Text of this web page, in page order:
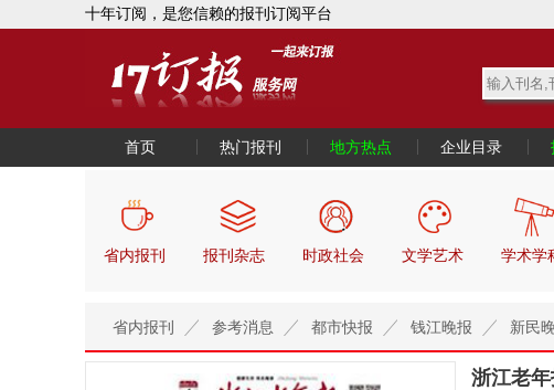
十年订阅，是您信赖的报刊订阅平台
首页 热门报刊 地方热点 企业目录
省内报刊 报刊杂志 时政社会 文学艺术 学术学
省内报刊 参考消息 都市快报 钱江晚报 新民
浙江老